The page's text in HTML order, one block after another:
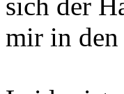
mir in